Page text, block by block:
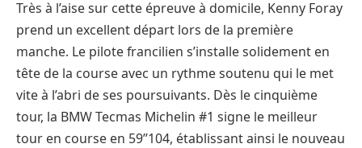
Très à l’aise sur cette épreuve à domicile, Kenny Foray
prend un excellent départ lors de la première
manche. Le pilote francilien s’installe solidement en
tête de la course avec un rythme soutenu qui le met
vite à l’abri de ses poursuivants. Dès le cinquième
tour, la BMW Tecmas Michelin #1 signe le meilleur
tour en course en 59’’104, établissant ainsi le nouveau